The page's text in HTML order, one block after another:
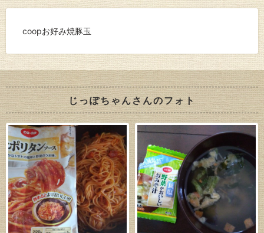
coopお好み焼豚玉
じっぽちゃんさんのフォト